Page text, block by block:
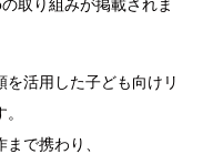
取り組みが掲載されま
活用した子ども向けリ
で携わり、